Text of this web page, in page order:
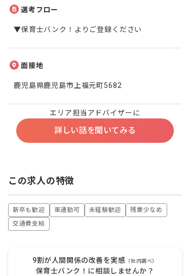
選考フロー
▼保育士バンク！よりご登録ください
面接地
鹿児島県鹿児島市上福元町5682
エリア担当アドバイザーに
詳しい話を聞いてみる
この求人の特徴
新卒も歓迎 車通勤可 未経験歓迎
残業少なめ
交通費支給
9割が人間関係の改善を実感 （社内調べ）
保育士バンク！に相談しませんか？